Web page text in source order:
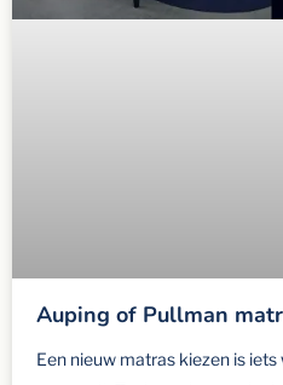
Auping of Pullman
Een nieuw matras kiezen is